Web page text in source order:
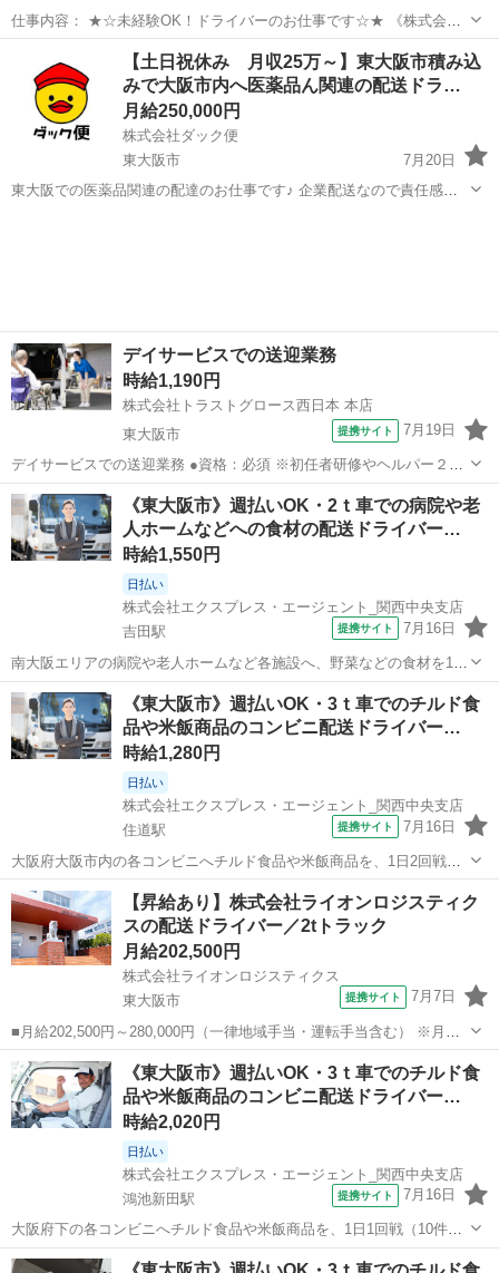
仕事内容： ★☆未経験OK！ドライバーのお仕事です☆★ 《株式会社
アシスト》は、社会福祉事業や生活に密着する総合サポート企業で
す。 今回は＜送迎ドライバー＞を募集します！ 【仕事内容】 病院外
来/デイサービスから利用者様...
東大阪市 長瀬駅 ドライバー
【土日祝休み 月収25万～】東大阪市積み込
みで大阪市内へ医薬品ん関連の配送ドラ…
月給250,000円
株式会社ダック便
東大阪市
7月20日
東大阪での医薬品関連の配達のお仕事です♪ 企業配送なので責任感の
デイサービスでの送迎業務
時給1,190円
株式会社トラストグロース西日本 本店
東大阪市
提携サイト 7月19日
デイサービスでの送迎業務 ●資格：必須 ※初任者研修やヘルパー２級
など介護の資格をお持ちの方 ●経験：応相談 ※福祉施設や病院での実
務経験者優遇 定員：約60名 ※お仕事No.1-7605J ご応募時は上記No.を
お知...
大阪 東大阪市 ドライバー
《東大阪市》週払いOK・2ｔ車での病院や老
人ホームなどへの食材の配送ドライバー…
時給1,550円
日払い
株式会社エクスプレス・エージェント_関西中央支店
吉田駅
提携サイト 7月16日
南大阪エリアの病院や老人ホームなど各施設へ、野菜などの食材を1日
1回戦（10件程）を配送します。＼トラック・配送未経験でもOKで
す！／★ ▼△ 日収例 △▼ 12,400円～ ▼△ 月収例 △▼
260,000円～272...
大阪 東大阪市 吉田駅 ドライバー
《東大阪市》週払いOK・3ｔ車でのチルド食
品や米飯商品のコンビニ配送ドライバー…
時給1,280円
日払い
株式会社エクスプレス・エージェント_関西中央支店
住道駅
提携サイト 7月16日
大阪府大阪市内の各コンビニへチルド食品や米飯商品を、1日2回戦
（各10件程）を配送します。★ ▼△ 日収例 △▼ 14,400円～16,000
円 ▼△ 月収例 △▼ 244,000円～288,000円 ☆応募後の流れ☆...
大阪 東大阪市 住道駅 ドライバー
【昇給あり】株式会社ライオンロジスティク
スの配送ドライバー／2tトラック
月給202,500円
株式会社ライオンロジスティクス
東大阪市
提携サイト 7月7日
■月給202,500円～280,000円（一律地域手当・運転手当含む） ※月給
幅は経験・能力等による ※別途、残業手当支給 ※試用期間3ヵ月あり
（同条件） ■（西日本支社） 大阪府東大阪市長田中3-5-44 ■正社員 ■
未経...
大阪 東大阪市 ドライバー
《東大阪市》週払いOK・3ｔ車でのチルド食
品や米飯商品のコンビニ配送ドライバー…
時給2,020円
日払い
株式会社エクスプレス・エージェント_関西中央支店
鴻池新田駅
提携サイト 7月16日
大阪府下の各コンビニへチルド食品や米飯商品を、1日1回戦（10件
程）を配送します。★ ▼△ 日収例 △▼ 10,100円～12,100円
大阪 東大阪市 鴻池新田駅 ドライバー